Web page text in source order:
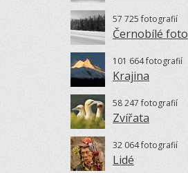
57 725 fotografií
Černobílé foto
101 664 fotografií
Krajina
58 247 fotografií
Zvířata
32 064 fotografií
Lidé